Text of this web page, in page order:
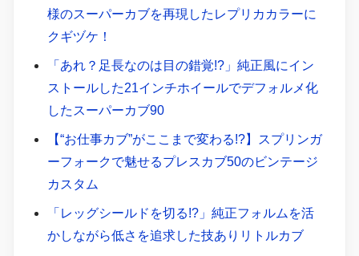
様のスーパーカブを再現したレプリカカラーに
クギヅケ！
「あれ？足長なのは目の錯覚!?」純正風にイン
ストールした21インチホイールでデフォルメ化
したスーパーカブ90
【“お仕事カブ”がここまで変わる!?】スプリンガ
ーフォークで魅せるプレスカブ50のビンテージ
カスタム
「レッグシールドを切る!?」純正フォルムを活
かしながら低さを追求した技ありリトルカブ